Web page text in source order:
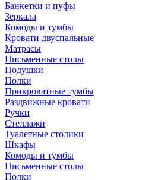
Банкетки и пуфы
Зеркала
Комоды и тумбы
Кровати двуспальные
Матрасы
Письменные столы
Подушки
Полки
Прикроватные тумбы
Раздвижные кровати
Ручки
Стеллажи
Туалетные столики
Шкафы
Комоды и тумбы
Письменные столы
Полки